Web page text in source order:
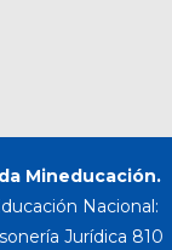
Mineducación.
Nacional:
Jurídica 810